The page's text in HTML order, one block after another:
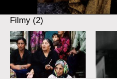
Filmy (2)